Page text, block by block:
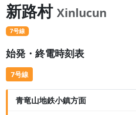
新路村 Xinlucun
7号線
始発・終電時刻表
7号線
青竜山地鉄小鎮方面